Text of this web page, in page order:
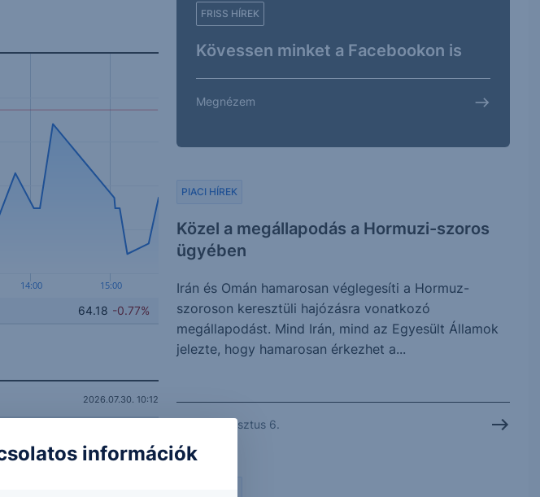
14:00 15:00
64.18 -0.77%
2026.07.30. 10:12
FRISS HÍREK
Kövessen minket a Facebookon is
Megnézem
Közel a megállapodás a Hormuzi-szoros
ügyében
PIACI HÍREK
Irán és Omán hamarosan véglegesíti a Hormuz-
szoroson keresztüli hajózásra vonatkozó
megállapodást. Mind Irán, mind az Egyesült Államok
jelezte, hogy hamarosan érkezhet a...
2026. augusztus 6.
információk